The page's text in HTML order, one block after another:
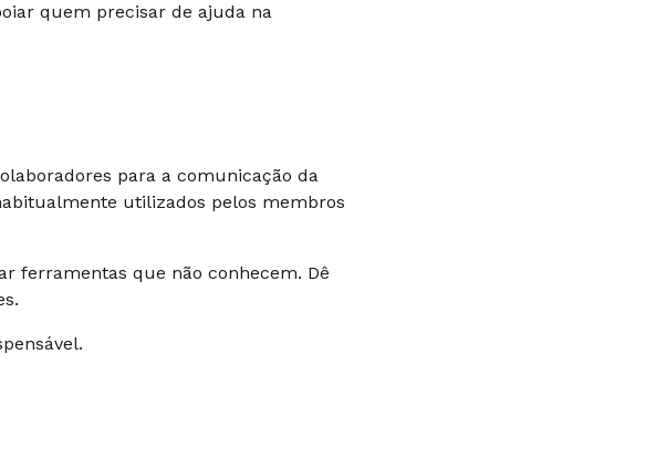
quem precisar de ajuda na
para a comunicação da
utilizados pelos membros
ferramentas que não conhecem. Dê